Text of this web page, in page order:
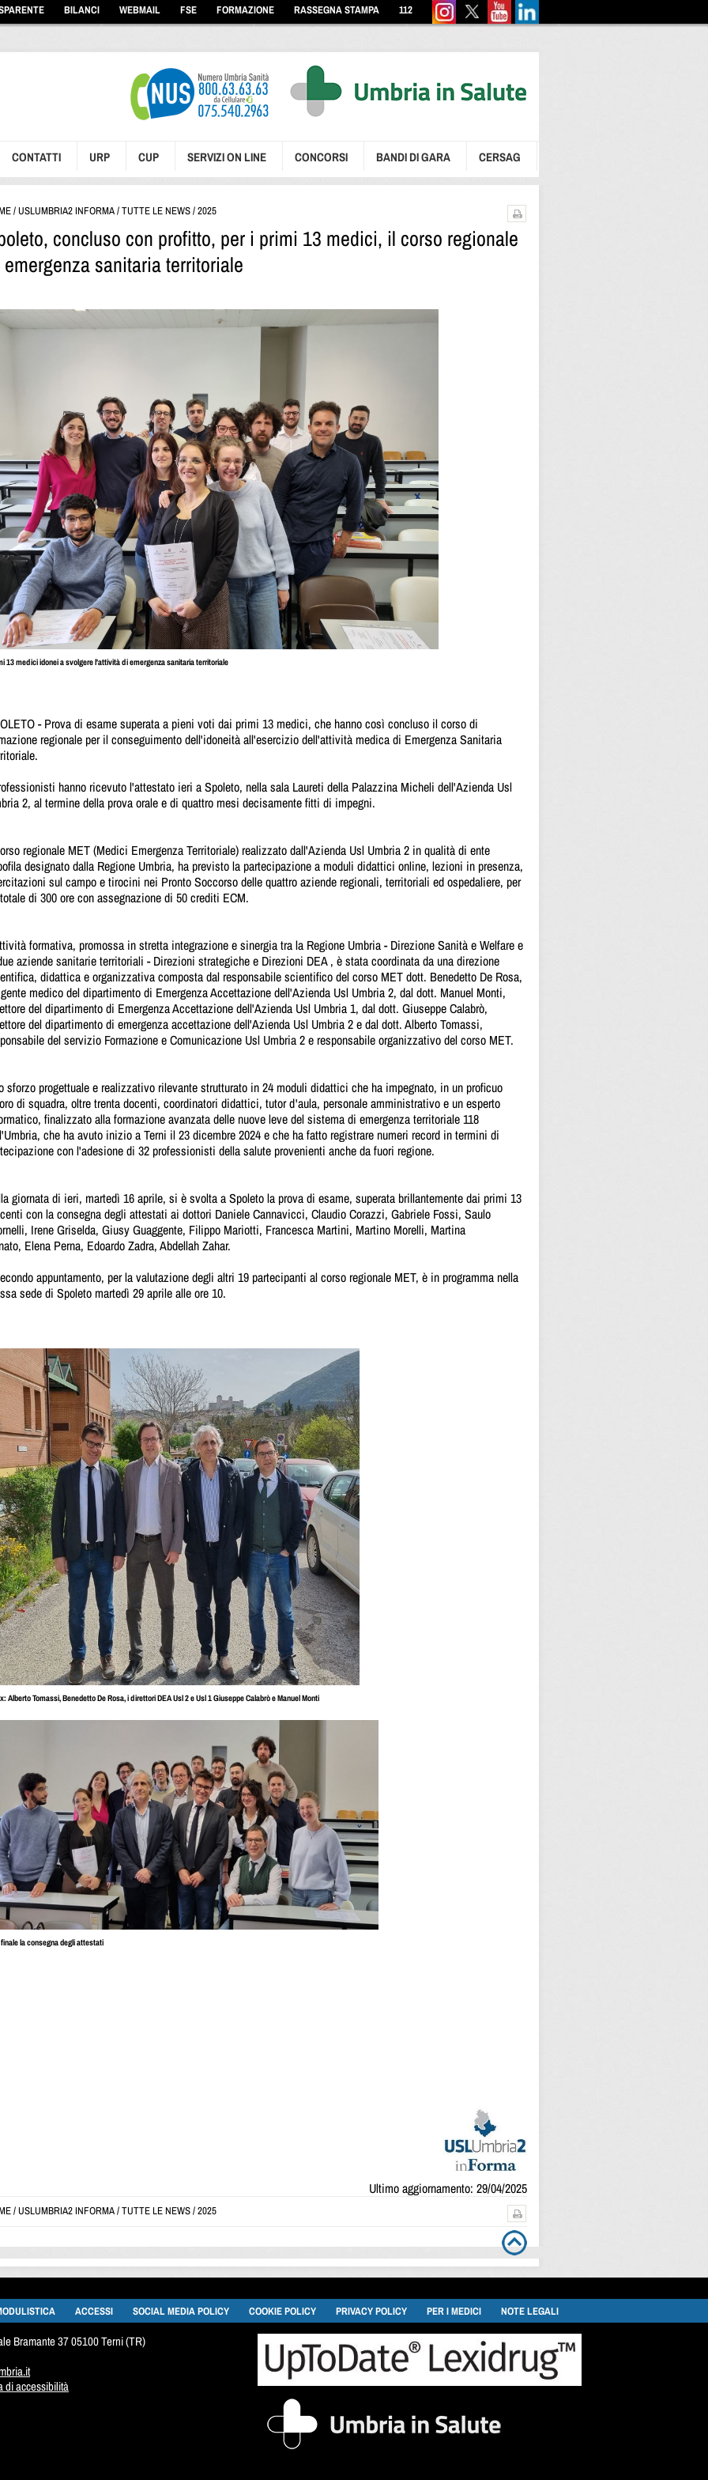
BILANCI WEBMAIL FSE FORMAZIONE RASSEGNA STAMPA 112
CONTATTI URP CUP SERVIZI ON LINE CONCORSI BANDI DI GARA CERSAG
/USLUMBRIA2 INFORMA/TUTTE LE NEWS/2025
concluso con profitto, per i primi 13 medici, il corso regionale
sanitaria territoriale
13 medici idonei a svolgere l'attività di emergenza sanitaria territoriale
- Prova di esame superata a pieni voti dai primi 13 medici, che hanno così concluso il corso di
regionale per il conseguimento dell'idoneità all'esercizio dell'attività medica di Emergenza Sanitaria
hanno ricevuto l'attestato ieri a Spoleto, nella sala Laureti della Palazzina Micheli dell'Azienda Usl
2, al termine della prova orale e di quattro mesi decisamente fitti di impegni.
regionale MET (Medici Emergenza Territoriale) realizzato dall'Azienda Usl Umbria 2 in qualità di ente
designato dalla Regione Umbria, ha previsto la partecipazione a moduli didattici online, lezioni in presenza,
sul campo e tirocini nei Pronto Soccorso delle quattro aziende regionali, territoriali ed ospedaliere, per
di 300 ore con assegnazione di 50 crediti ECM.
formativa, promossa in stretta integrazione e sinergia tra la Regione Umbria - Direzione Sanità e Welfare e
aziende sanitarie territoriali - Direzioni strategiche e Direzioni DEA , è stata coordinata da una direzione
didattica e organizzativa composta dal responsabile scientifico del corso MET dott. Benedetto De Rosa,
medico del dipartimento di Emergenza Accettazione dell'Azienda Usl Umbria 2, dal dott. Manuel Monti,
del dipartimento di Emergenza Accettazione dell'Azienda Usl Umbria 1, dal dott. Giuseppe Calabrò,
del dipartimento di emergenza accettazione dell'Azienda Usl Umbria 2 e dal dott. Alberto Tomassi,
del servizio Formazione e Comunicazione Usl Umbria 2 e responsabile organizzativo del corso MET.
sforzo progettuale e realizzativo rilevante strutturato in 24 moduli didattici che ha impegnato, in un proficuo
di squadra, oltre trenta docenti, coordinatori didattici, tutor d'aula, personale amministrativo e un esperto
finalizzato alla formazione avanzata delle nuove leve del sistema di emergenza territoriale 118
che ha avuto inizio a Terni il 23 dicembre 2024 e che ha fatto registrare numeri record in termini di
con l'adesione di 32 professionisti della salute provenienti anche da fuori regione.
giornata di ieri, martedì 16 aprile, si è svolta a Spoleto la prova di esame, superata brillantemente dai primi 13
con la consegna degli attestati ai dottori Daniele Cannavicci, Claudio Corazzi, Gabriele Fossi, Saulo
Irene Griselda, Giusy Guaggente, Filippo Mariotti, Francesca Martini, Martino Morelli, Martina
Elena Perna, Edoardo Zadra, Abdellah Zahar.
appuntamento, per la valutazione degli altri 19 partecipanti al corso regionale MET, è in programma nella
sede di Spoleto martedì 29 aprile alle ore 10.
Alberto Tomassi, Benedetto De Rosa, i direttori DEA Usl 2 e Usl 1 Giuseppe Calabrò e Manuel Monti
la consegna degli attestati
Ultimo aggiornamento: 29/04/2025
/USLUMBRIA2 INFORMA/TUTTE LE NEWS/2025
ACCESSI SOCIAL MEDIA POLICY COOKIE POLICY PRIVACY POLICY PER I MEDICI NOTE LEGALI
Bramante 37 05100 Terni (TR)
di accessibilità